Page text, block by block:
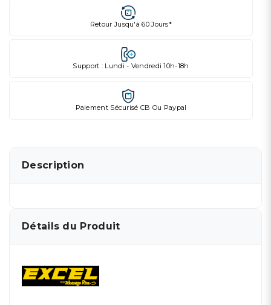
Retour Jusqu'à 60 Jours*
Support : Lundi - Vendredi 10h-18h
Paiement Sécurisé CB Ou Paypal
Description
Détails du Produit